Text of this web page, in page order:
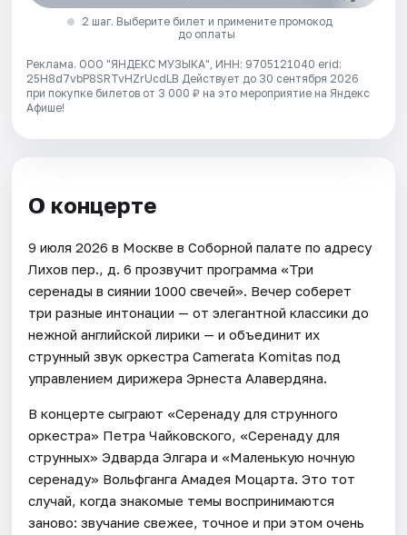
2 шаг. Выберите билет и примените промокод
до оплаты
Реклама. ООО "ЯНДЕКС МУЗЫКА", ИНН: 9705121040 erid:
25H8d7vbP8SRTvHZrUcdLB Действует до 30 сентября 2026
при покупке билетов от 3 000 ₽ на это мероприятие на Яндекс
Афише!
О концерте
9 июля 2026 в Москве в Соборной палате по адресу
Лихов пер., д. 6 прозвучит программа «Три
серенады в сиянии 1000 свечей». Вечер соберет
три разные интонации — от элегантной классики до
нежной английской лирики — и объединит их
струнный звук оркестра Camerata Komitas под
управлением дирижера Эрнеста Алавердяна.
В концерте сыграют «Серенаду для струнного
оркестра» Петра Чайковского, «Серенаду для
струнных» Эдварда Элгара и «Маленькую ночную
серенаду» Вольфганга Амадея Моцарта. Это тот
случай, когда знакомые темы воспринимаются
заново: звучание свежее, точное и при этом очень